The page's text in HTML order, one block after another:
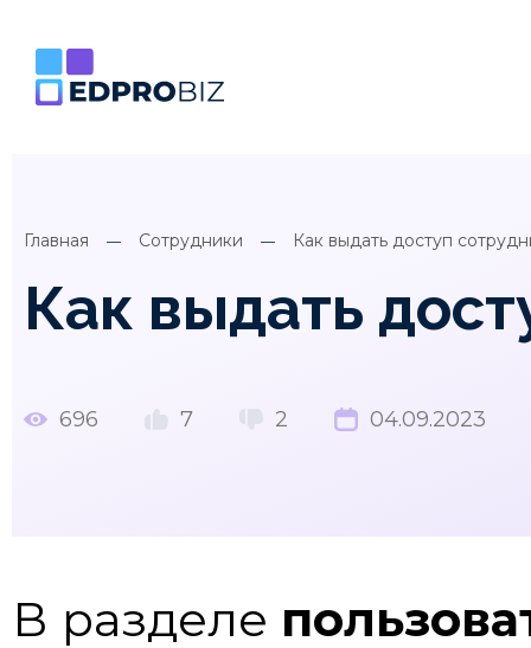
Главная Сотрудники Как выдать доступ
Как выдать
696 7 2 04.09.2023
В разделе